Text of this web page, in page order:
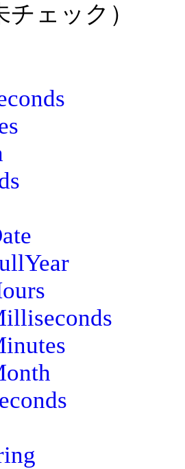
チェック）